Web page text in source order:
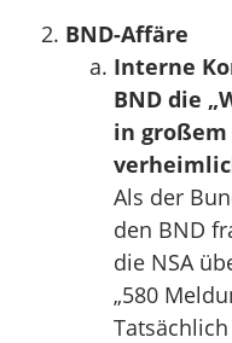
BND-Affäre
Interne
BND die
in großem
Als der
den BND
die NSA
„580